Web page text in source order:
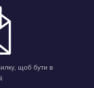
щоб бути в